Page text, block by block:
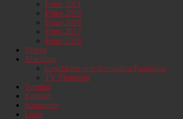
Fotos 2021
Fotos 2019
Fotos 2018
Fotos 2017
Fotos 2016
Videos
Abteilung
Geschichte von Acrobatica Fantastica
TV Türkheim
Termine
Kontakt
Sponsoren
Links